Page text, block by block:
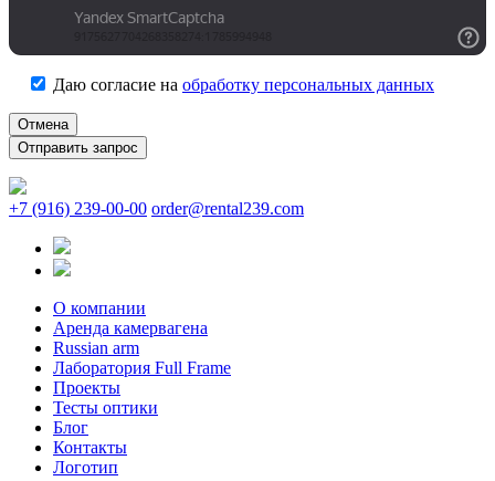
Даю согласие на обработку персональных данных
Отмена
+7 (916) 239-00-00 order@rental239.com
О компании
Аренда камервагена
Russian arm
Лаборатория Full Frame
Проекты
Тесты оптики
Блог
Контакты
Логотип